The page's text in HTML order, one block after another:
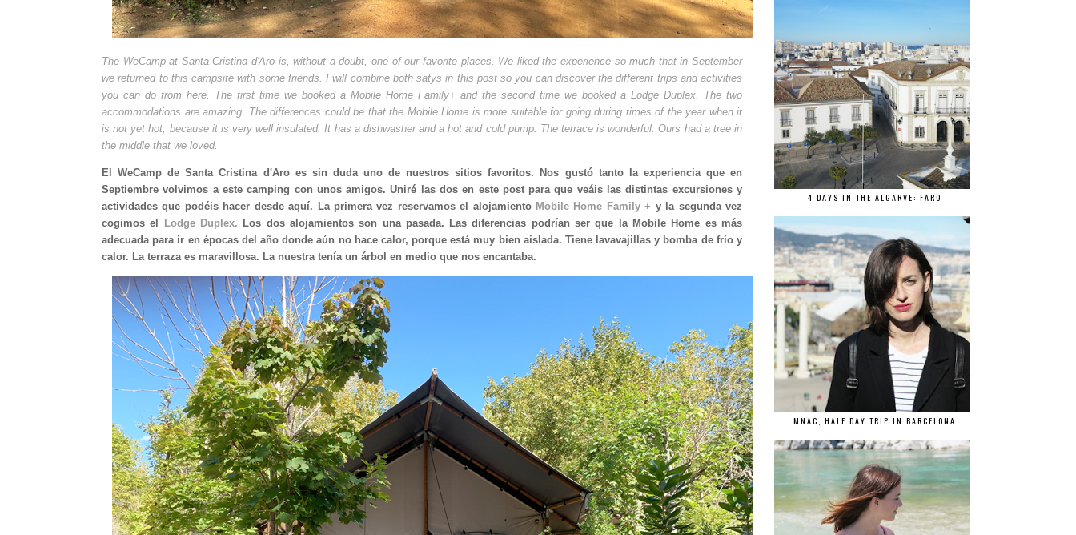
The WeCamp at Santa Cristina d'Aro is, without a doubt, one of our favorite places. We liked the experience so much that in September
we returned to this campsite with some friends. I will combine both satys in this post so you can discover the different trips and activities
you can do from here. The first time we booked a Mobile Home Family+ and the second time we booked a Lodge Duplex.
The two
accommodations are amazing. The differences could be that the Mobile Home is more suitable for going during times of the year when it
is not yet hot, because it is very well insulated. It has a dishwasher and a hot and cold pump. The terrace is wonderful. Ours had a tree in
the middle that we loved.
El WeCamp de Santa Cristina d'Aro es sin duda uno de nuestros sitios favoritos. Nos gustó tanto la experiencia que en
Septiembre volvimos a este camping con unos amigos. Uniré las dos en este post para que veáis las distintas excursiones y
actividades que podéis hacer desde aquí. La primera vez reservamos el alojamiento Mobile Home Family + y la segunda vez
cogimos el
Lodge Duplex. Los dos alojamientos son una pasada. Las diferencias podrían ser que la Mobile Home es más
adecuada para ir en épocas del año donde aún no hace calor, porque está muy bien aislada. Tiene lavavajillas y bomba de frío y
calor. La terraza es maravillosa. La nuestra tenía un árbol en medio que nos encantaba.
4 DAYS IN THE ALGARVE: FARO
MNAC, HALF DAY TRIP IN BARCELONA